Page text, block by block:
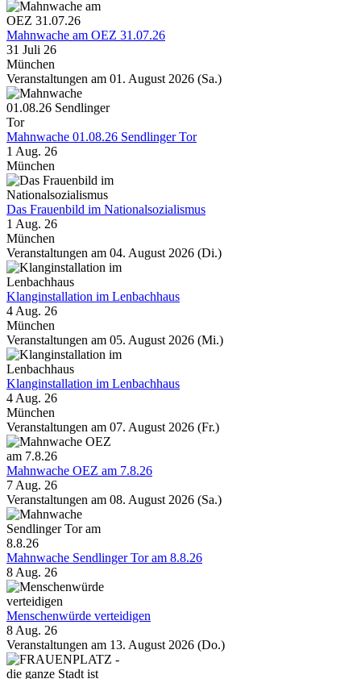
Mahnwache am OEZ 31.07.26
31 Juli 26
München
Veranstaltungen am 01. August 2026 (Sa.)
Mahnwache 01.08.26 Sendlinger Tor
1 Aug. 26
München
Das Frauenbild im Nationalsozialismus
1 Aug. 26
München
Veranstaltungen am 04. August 2026 (Di.)
Klanginstallation im Lenbachhaus
4 Aug. 26
München
Veranstaltungen am 05. August 2026 (Mi.)
Klanginstallation im Lenbachhaus
4 Aug. 26
München
Veranstaltungen am 07. August 2026 (Fr.)
Mahnwache OEZ am 7.8.26
7 Aug. 26
Veranstaltungen am 08. August 2026 (Sa.)
Mahnwache Sendlinger Tor am 8.8.26
8 Aug. 26
Menschenwürde verteidigen
8 Aug. 26
Veranstaltungen am 13. August 2026 (Do.)